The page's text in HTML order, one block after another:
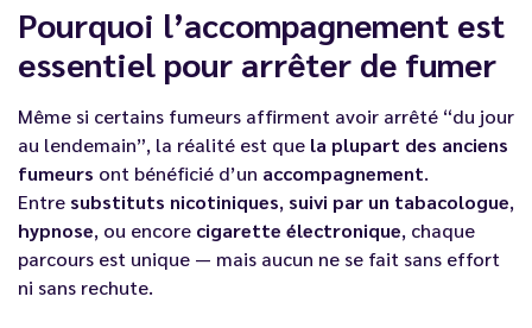
Pourquoi l’accompagnement est
essentiel pour arrêter de fumer
Même si certains fumeurs affirment avoir arrêté “du jour
au lendemain”, la réalité est que la plupart des anciens
fumeurs ont bénéficié d’un accompagnement.
Entre substituts nicotiniques, suivi par un tabacologue,
hypnose, ou encore cigarette électronique, chaque
parcours est unique — mais aucun ne se fait sans effort
ni sans rechute.